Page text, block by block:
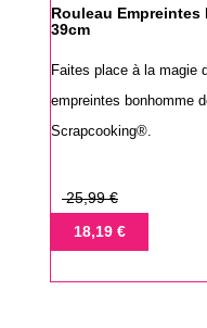
Rouleau Empreintes
39cm
Faites place à la magie
empreintes bonhomme
Scrapcooking®.
Prix
base
25,99 €
Prix18,19 €